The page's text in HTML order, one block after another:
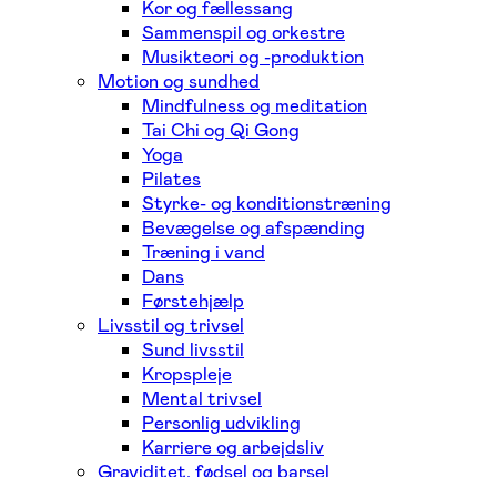
Kor og fællessang
Sammenspil og orkestre
Musikteori og -produktion
Motion og sundhed
Mindfulness og meditation
Tai Chi og Qi Gong
Yoga
Pilates
Styrke- og konditionstræning
Bevægelse og afspænding
Træning i vand
Dans
Førstehjælp
Livsstil og trivsel
Sund livsstil
Kropspleje
Mental trivsel
Personlig udvikling
Karriere og arbejdsliv
Graviditet, fødsel og barsel